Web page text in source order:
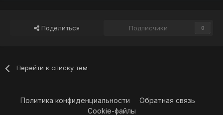
Поделиться Подписчики 0
Перейти к списку тем
Политика конфиденциальности
Обратная связь
Cookie-файлы